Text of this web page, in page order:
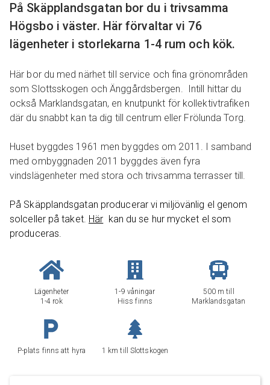
På Skäpplandsgatan bor du i trivsamma
Högsbo i väster. Här förvaltar vi 76
lägenheter i storlekarna 1-4 rum och kök.
Här bor du med närhet till service och fina grönområden
som Slottsskogen och Änggårdsbergen. Intill hittar du
också Marklandsgatan, en knutpunkt för kollektivtrafiken
där du snabbt kan ta dig till centrum eller Frölunda Torg.
Huset byggdes 1961 men byggdes om 2011. I samband
med ombyggnaden 2011 byggdes även fyra
vindslägenheter med stora och trivsamma terrasser till.
På Skäpplandsgatan producerar vi miljövänlig el genom
solceller på taket. Här kan du se hur mycket el som
produceras.
Lägenheter
1-4 rok
1-9 våningar
Hiss finns
500 m till
Marklandsgatan
P-plats finns att hyra 1 km till Slottskogen